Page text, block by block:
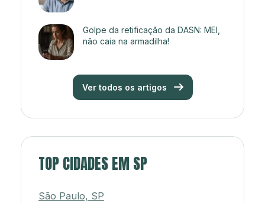
Golpe da retificação da DASN: MEI,
não caia na armadilha!
Ver todos os artigos
TOP CIDADES EM SP
São Paulo, SP